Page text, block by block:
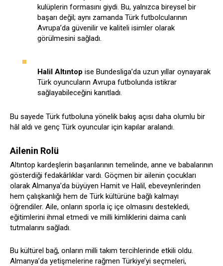
kulüplerin formasını giydi. Bu, yalnızca bireysel bir
başarı değil; aynı zamanda Türk futbolcularının
Avrupa’da güvenilir ve kaliteli isimler olarak
görülmesini sağladı.
Halil Altıntop ise Bundesliga’da uzun yıllar oynayarak
Türk oyuncuların Avrupa futbolunda istikrar
sağlayabileceğini kanıtladı.
Bu sayede Türk futboluna yönelik bakış açısı daha olumlu bir
hâl aldı ve genç Türk oyuncular için kapılar aralandı.
Ailenin Rolü
Altıntop kardeşlerin başarılarının temelinde, anne ve babalarının
gösterdiği fedakârlıklar vardı. Göçmen bir ailenin çocukları
olarak Almanya’da büyüyen Hamit ve Halil, ebeveynlerinden
hem çalışkanlığı hem de Türk kültürüne bağlı kalmayı
öğrendiler. Aile, onların sporla iç içe olmasını destekledi,
eğitimlerini ihmal etmedi ve milli kimliklerini daima canlı
tutmalarını sağladı.
Bu kültürel bağ, onların milli takım tercihlerinde etkili oldu.
Almanya’da yetişmelerine rağmen Türkiye’yi seçmeleri,